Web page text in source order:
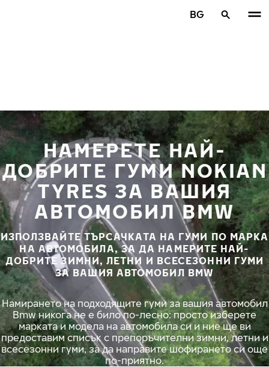
BG
НАМЕРЕТЕ НАЙ-
ДОБРИТЕ ГУМИ NOKIAN
TYRES ЗА ВАШИЯ
АВТОМОБИЛ BMW
ИЗПОЛЗВАЙТЕ ТЪРСАЧКАТА НА ГУМИ ПО МАРКА
НА АВТОМОБИЛА, ЗА ДА НАМЕРИТЕ НАЙ-
ДОБРИТЕ ЗИМНИ, ЛЕТНИ И ВСЕСЕЗОННИ ГУМИ
ЗА ВАШИЯ АВТОМОБИЛ BMW
Намирането на подходящите гуми за вашия автомобил
Bmw никога не е било по-лесно: просто изберете
марката и модела на автомобила си и ние ще ви
предоставим списък с препоръчителни зимни, летни и
всесезонни гуми, за да направите шофирането си още
по-приятно.